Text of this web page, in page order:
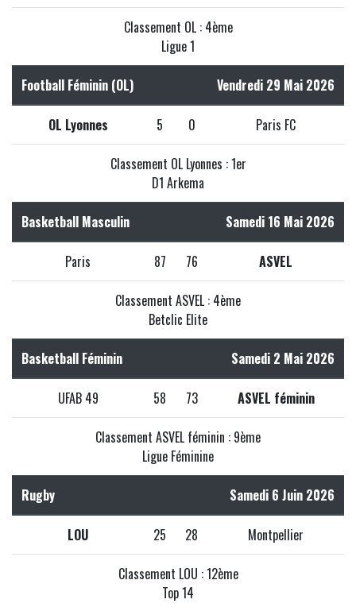
Classement OL : 4ème
Ligue 1
Football Féminin (OL) Vendredi 29 Mai 2026
OL Lyonnes 5 0 Paris FC
Classement OL Lyonnes : 1er
D1 Arkema
Basketball Masculin Samedi 16 Mai 2026
Paris 87 76 ASVEL
Classement ASVEL : 4ème
Betclic Elite
Basketball Féminin Samedi 2 Mai 2026
UFAB 49 58 73 ASVEL féminin
Classement ASVEL féminin : 9ème
Ligue Féminine
Rugby Samedi 6 Juin 2026
LOU 25 28 Montpellier
Classement LOU : 12ème
Top 14